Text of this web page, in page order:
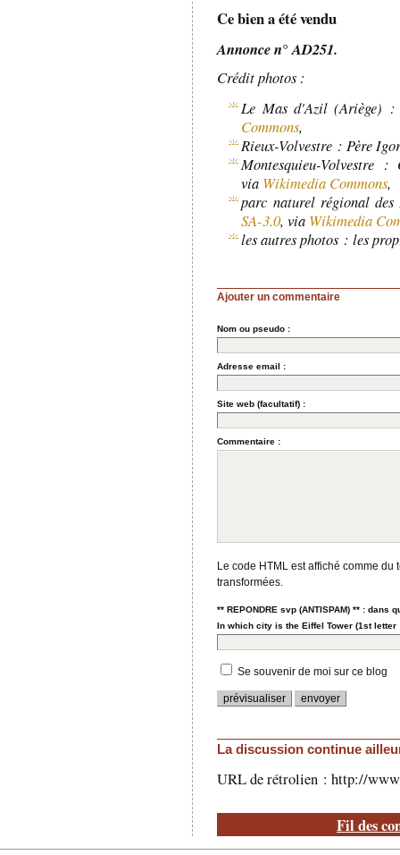
Ce bien a été vendu
Annonce n° AD251.
Crédit photos :
Le Mas d'Azil (Ariège)
Commons,
Rieux-Volvestre : Père
Montesquieu-Volvestre :
via Wikimedia Commons,
parc naturel régional des
SA-3.0, via Wikimedia
les autres photos : les
Ajouter un commentaire
Nom ou pseudo :
Adresse email :
Site web (facultatif) :
Commentaire :
Le code HTML est affiché comme
transformées.
** REPONDRE svp (ANTISPAM) ** :
In which city is the Eiffel Tower (1st letter
Se souvenir de moi sur ce blog
La discussion continue
URL de rétrolien : http://
Fil des